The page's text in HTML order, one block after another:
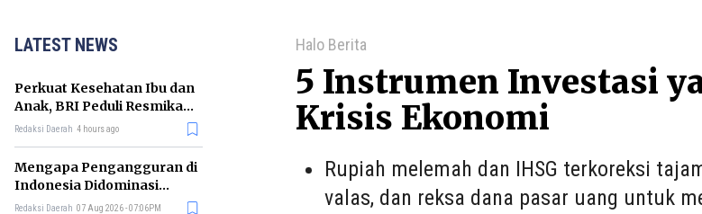
LATEST NEWS
Perkuat Kesehatan Ibu dan
Anak, BRI Peduli Resmikan
Posyandu di Sleman
Redaksi Daerah 4 hours ago
Mengapa Pengangguran di
Indonesia Didominasi
Lulusan SMK? Ini Faktanya
Redaksi Daerah 07 Aug 2026 - 07:06PM
Halo Berita
5 Instrumen Investasi
Krisis Ekonomi
Rupiah melemah dan IHSG terkoreksi
valas, dan reksa dana pasar uang untuk